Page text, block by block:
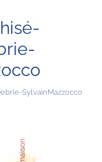
SylvainMazzocco